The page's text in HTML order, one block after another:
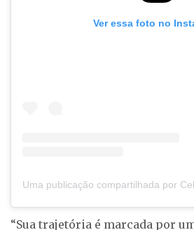
Ver essa foto no
“Sua trajetória é marcada por